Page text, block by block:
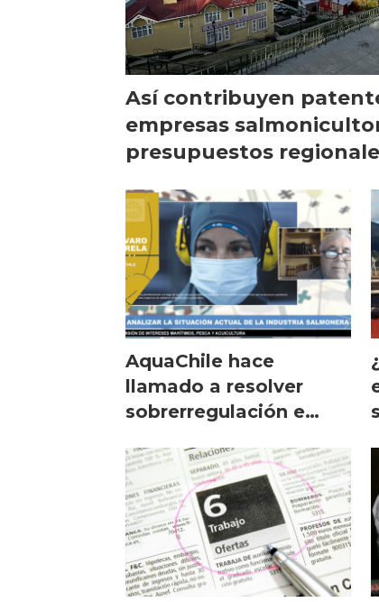
Así contribuyen
empresas
presupuestos
AquaChile hace
llamado a resolver
sobrerregulación e